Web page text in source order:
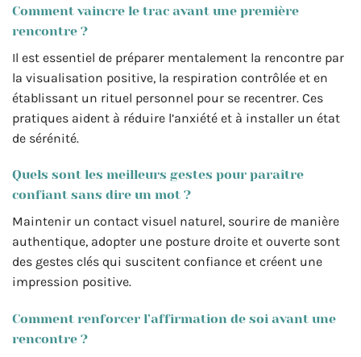
Comment vaincre le trac avant une première
rencontre ?
Il est essentiel de préparer mentalement la rencontre par
la visualisation positive, la respiration contrôlée et en
établissant un rituel personnel pour se recentrer. Ces
pratiques aident à réduire l’anxiété et à installer un état
de sérénité.
Quels sont les meilleurs gestes pour paraître
confiant sans dire un mot ?
Maintenir un contact visuel naturel, sourire de manière
authentique, adopter une posture droite et ouverte sont
des gestes clés qui suscitent confiance et créent une
impression positive.
Comment renforcer l’affirmation de soi avant une
rencontre ?